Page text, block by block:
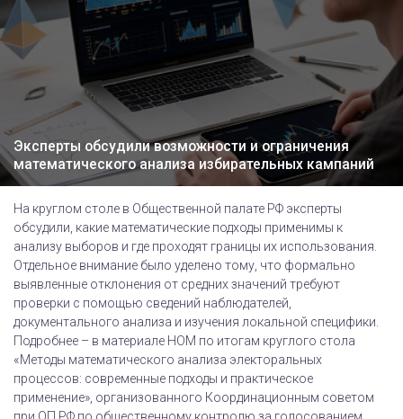
Эксперты обсудили возможности и ограничения
математического анализа избирательных кампаний
На круглом столе в Общественной палате РФ эксперты
обсудили, какие математические подходы применимы к
анализу выборов и где проходят границы их использования.
Отдельное внимание было уделено тому, что формально
выявленные отклонения от средних значений требуют
проверки с помощью сведений наблюдателей,
документального анализа и изучения локальной специфики.
Подробнее – в материале НОМ по итогам круглого стола
«Методы математического анализа электоральных
процессов: современные подходы и практическое
применение», организованного Координационным советом